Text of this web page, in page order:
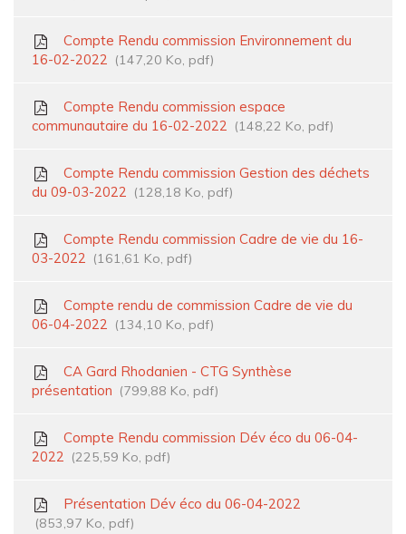
Compte Rendu commission Environnement du
16-02-2022
147,20 Ko, pdf
Compte Rendu commission espace
communautaire du 16-02-2022
148,22 Ko, pdf
Compte Rendu commission Gestion des déchets
du 09-03-2022
128,18 Ko, pdf
Compte Rendu commission Cadre de vie du 16-
03-2022
161,61 Ko, pdf
Compte rendu de commission Cadre de vie du
06-04-2022
134,10 Ko, pdf
CA Gard Rhodanien - CTG Synthèse
présentation
799,88 Ko, pdf
Compte Rendu commission Dév éco du 06-04-
2022
225,59 Ko, pdf
Présentation Dév éco du 06-04-2022
853,97 Ko, pdf